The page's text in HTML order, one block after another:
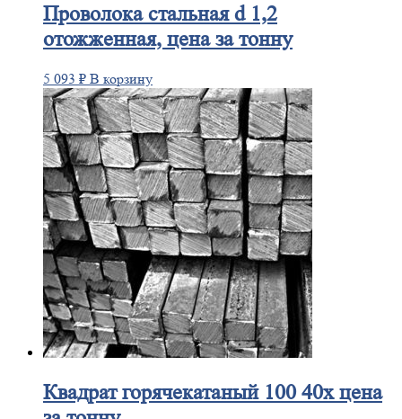
Проволокастальная d 1,2
отожженная, цена за тонну
5 093 ₽ В корзину
Квадратгорячекатаный 100 40х цена